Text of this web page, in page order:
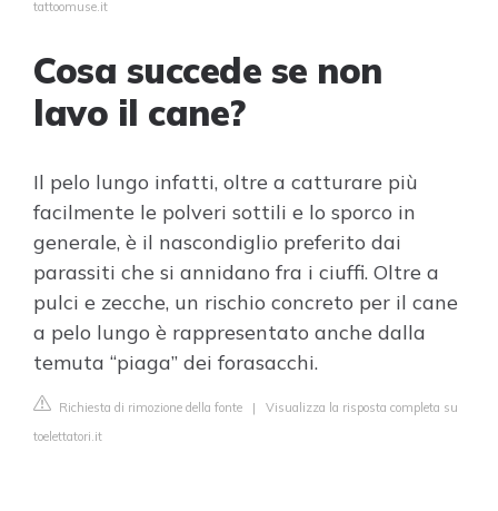
tattoomuse.it
Cosa succede se non
lavo il cane?
Il pelo lungo infatti, oltre a catturare più
facilmente le polveri sottili e lo sporco in
generale, è il nascondiglio preferito dai
parassiti che si annidano fra i ciuffi. Oltre a
pulci e zecche, un rischio concreto per il cane
a pelo lungo è rappresentato anche dalla
temuta “piaga” dei forasacchi.
Richiesta di rimozione della fonte | Visualizza la risposta completa su
toelettatori.it